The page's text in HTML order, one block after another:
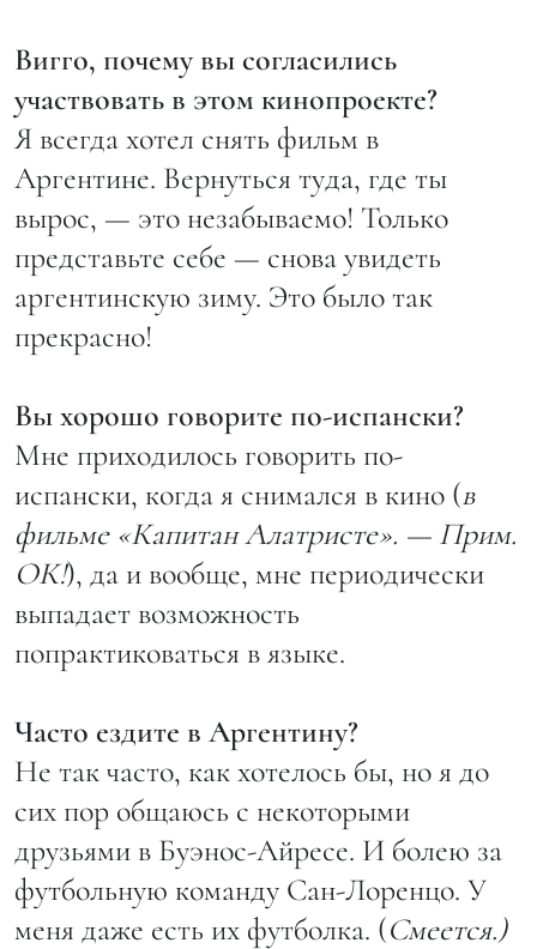
Вигго, почему вы согласились
участвовать в этом кинопроекте?
Я всегда хотел снять фильм в
Аргентине. Вернуться туда, где ты
вырос, — это незабываемо! Только
представьте себе — снова увидеть
аргентинскую зиму. Это было так
прекрасно!
Вы хорошо говорите по-испански?
Мне приходилось говорить по-
испански, когда я снимался в кино (в
фильме «Капитан Алатристе». — Прим.
ОК!), да и вообще, мне периодически
выпадает возможность
попрактиковаться в языке.
Часто ездите в Аргентину?
Не так часто, как хотелось бы, но я до
сих пор общаюсь с некоторыми
друзьями в Буэнос-Айресе. И болею за
футбольную команду Сан-Лоренцо. У
меня даже есть их футболка. (Смеется.)